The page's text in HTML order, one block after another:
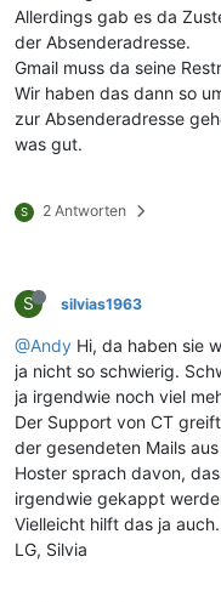
Allerdings gab es da
der Absenderadresse.
Gmail muss da seine
Wir haben das dann so
zur Absenderadresse
was gut.
S 2 Antworten
S silvias1963
@Andy Hi, da haben sie
ja nicht so schwierig.
ja irgendwie noch viel
Der Support von CT
der gesendeten Mails
Hoster sprach davon,
irgendwie gekappt
Vielleicht hilft das ja auch.
LG, Silvia